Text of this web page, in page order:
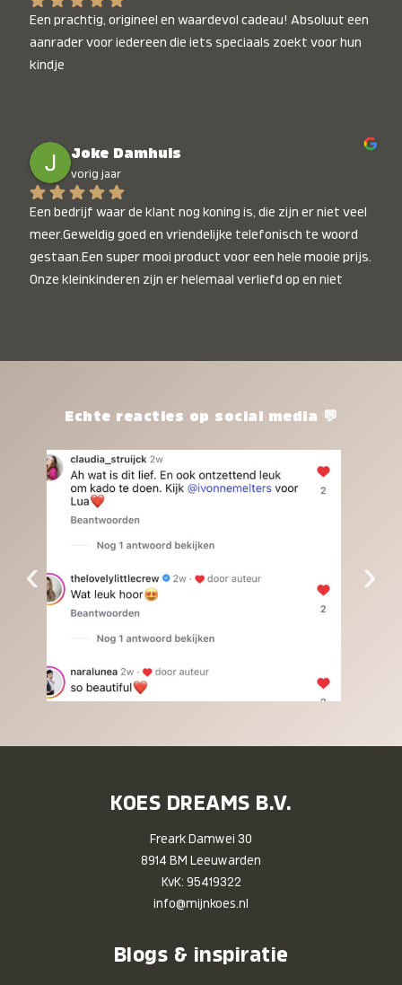
Een prachtig, origineel en waardevol cadeau! Absoluut een
aanrader voor iedereen die iets speciaals zoekt voor hun
kindje
Joke Damhuis
vorig jaar
Een bedrijf waar de klant nog koning is, die zijn er niet veel
meer.Geweldig goed en vriendelijke telefonisch te woord
gestaan.Een super mooi product voor een hele mooie prijs.
Onze kleinkinderen zijn er helemaal verliefd op en niet
het waard.Echte reacties op social media 💬
‹ ›
KOES DREAMS B.V.
Freark Damwei 30
8914 BM Leeuwarden
KvK: 95419322
info@mijnkoes.nl
Blogs & inspiratie